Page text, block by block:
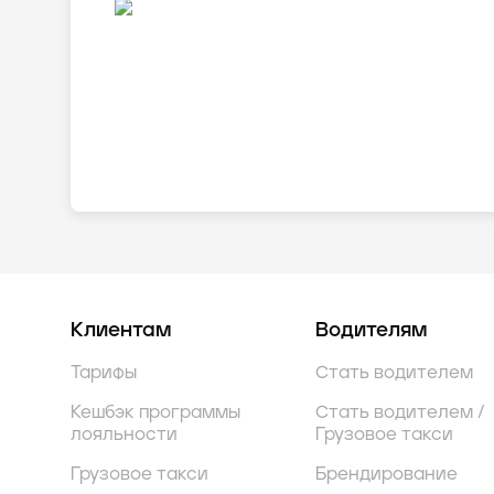
Клиентам
Тарифы
Кешбэк программы
лояльности
Грузовое такси
Водителям
Стать водителем
Стать водителем /
Грузовое такси
Брендирование